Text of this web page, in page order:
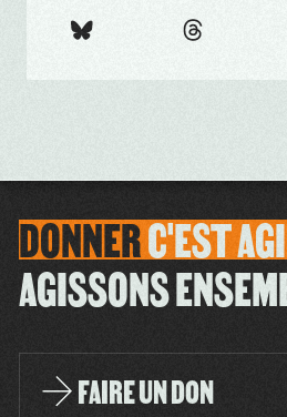
DONNERC'EST
AGISSONS
FAIRE UN DON